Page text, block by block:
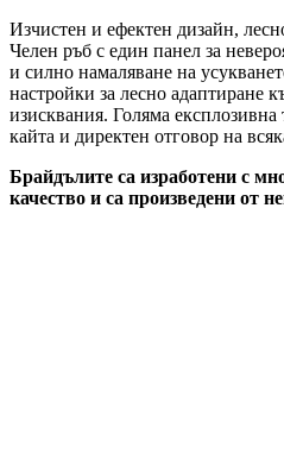
Изчистен и ефектен дизайн,
Челен ръб с един панел за
и силно намаляване на
настройки за лесно адаптиране
изисквания. Голяма
кайта и директен отговор на
Брайдълите са изработени с
качество и са произведени от